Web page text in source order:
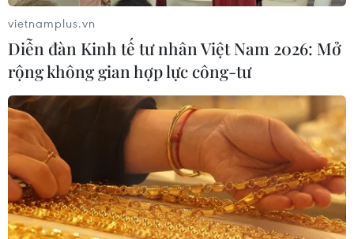
cánh
06/08/2026 04:37
Cảnh báo lũ quét, sạt lở đất ở 8 tỉnh
khu vực Bắc Bộ và Thanh Hóa
06/08/2026 03:47
Xem thêm
vietnamplus.vn
Diễn đàn Kinh tế tư nhân Việt Nam 2026: Mở
rộng không gian hợp lực công-tư